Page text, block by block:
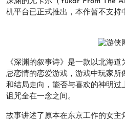
机平台已正式推出，本作暂不支持
《深渊的叙事诗》是一款以北海
忌恋情的恋爱游戏，游戏中玩家所
和结局走向，能否与喜欢的神明过
诅咒全在一念之间。
故事讲述了原本在东京工作的女主